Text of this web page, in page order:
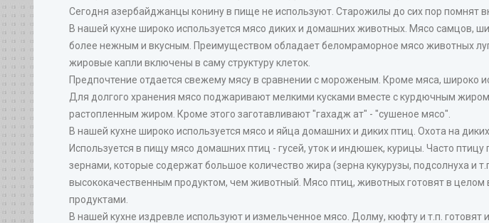
Сегодня азербайджанцы конину в пище не используют. Старожилы до сих пор помнят
В нашей кухне широко используется мясо диких и домашних животных. Мясо самцов,
более нежным и вкусным. Преимуществом обладает беломраморное мясо животных
жировые капли включены в саму структуру клеток.
Предпочтение отдается свежему мясу в сравнении с мороженым. Кроме мяса, широко
Для долгого хранения мясо поджаривают мелкими кусками вместе с курдючным
растопленным жиром. Кроме этого заготавливают "гахадж ат" - "сушеное мясо".
В нашей кухне широко используется мясо и яйца домашних и диких птиц. Охота на
Используется в пищу мясо домашних птиц - гусей, уток и индюшек, курицы. Часто
зернами, которые содержат большое количество жира (зерна кукурузы, подсолнуха и
высококачественным продуктом, чем животный. Мясо птиц, животных готовят в
продуктами.
В нашей кухне издревле используют и измельченное мясо. Долму, кюфту и т.п. готовят